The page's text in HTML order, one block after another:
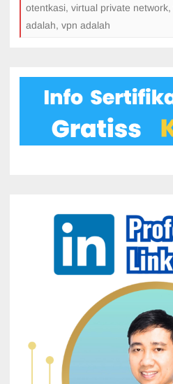
otentkasi, virtual private network,
adalah, vpn adalah